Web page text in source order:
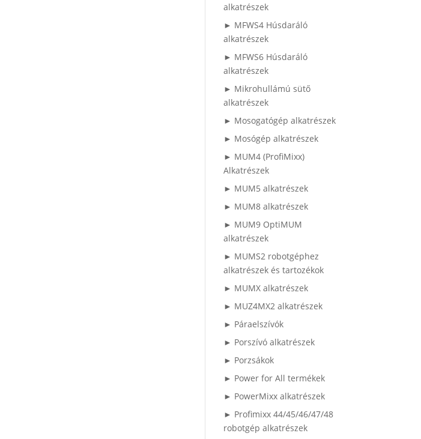
alkatrészek
► MFWS4 Húsdaráló
alkatrészek
► MFWS6 Húsdaráló
alkatrészek
► Mikrohullámú sütő
alkatrészek
► Mosogatógép alkatrészek
► Mosógép alkatrészek
► MUM4 (ProfiMixx)
Alkatrészek
► MUM5 alkatrészek
► MUM8 alkatrészek
► MUM9 OptiMUM
alkatrészek
► MUMS2 robotgéphez
alkatrészek és tartozékok
► MUMX alkatrészek
► MUZ4MX2 alkatrészek
► Páraelszívók
► Porszívó alkatrészek
► Porzsákok
► Power for All termékek
► PowerMixx alkatrészek
► Profimixx 44/45/46/47/48
robotgép alkatrészek